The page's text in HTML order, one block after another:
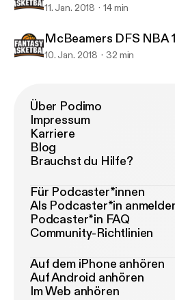
11. Jan. 2018 14 min
McBeamers DFS NBA
10. Jan. 2018 32 min
Über Podimo
Impressum
Karriere
Blog
Brauchst du Hilfe?
Für Podcaster*innen
Als Podcaster*in
Podcaster*in FAQ
Community-Richtlinien
Auf dem iPhone anhören
Auf Android anhören
Im Web anhören